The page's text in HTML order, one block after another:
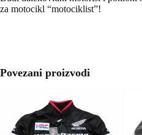
za motocikl “motociklist”!
Povezani proizvodi